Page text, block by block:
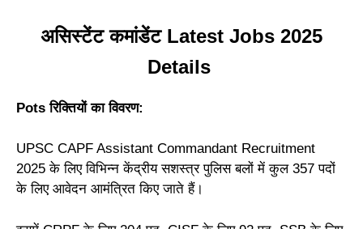
असिस्टेंट कमांडेंट Latest Jobs 2025
Details
Pots रिक्तियों का विवरण:
UPSC CAPF Assistant Commandant Recruitment
2025 के लिए विभिन्न केंद्रीय सशस्त्र पुलिस बलों में कुल 357 पदों
के लिए आवेदन आमंत्रित किए जाते हैं।